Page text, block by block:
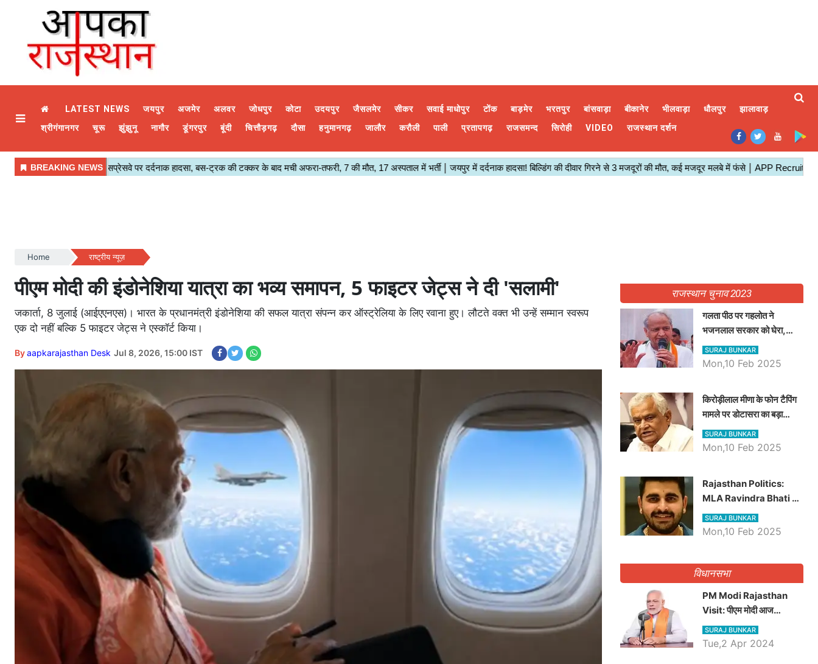
LATEST NEWS जयपुर अजमेर अलवर जोधपुर कोटा उदयपुर जैसलमेर सीकर सवाई माधोपुर टोंक बाड़मेर भरतपुर बांसवाड़ा बीकानेर भीलवाड़ा धौलपुर
झालावाड़
श्रीगंगानगर
चूरू झुंझुनू नागौर डूंगरपुर बूंदी चित्तौड़गढ़ दौसा हनुमानगढ़ जालौर करौली पाली प्रतापगढ़ राजसमन्द सिरोही VIDEO राजस्थान दर्शन
Home राष्ट्रीय न्यूज़
पीएम मोदी की इंडोनेशिया यात्रा का भव्य समापन, 5 फाइटर जेट्स ने दी 'सलामी'
जकार्ता, 8 जुलाई (आईएएनएस)। भारत के प्रधानमंत्री इंडोनेशिया की सफल यात्रा संपन्न कर ऑस्ट्रेलिया के लिए रवाना हुए। लौटते वक्त भी उन्हें सम्मान स्वरूप
एक दो नहीं बल्कि 5 फाइटर जेट्स ने एस्कॉर्ट किया।
Byaapkarajasthan Desk Jul 8, 2026, 15:00 IST
राजस्थान चुनाव 2023
गलता पीठ पर गहलोत ने
भजनलाल सरकार को घेरा,
Video में देखें अब तक बड़ी
खबरें
SURAJ BUNKAR
Mon,10 Feb 2025
किरोड़ीलाल मीणा के फोन टैपिंग
मामले पर डोटासरा का बड़ा
आरोप, वीडियो में देखें AZ बड़ी
खबरें
SURAJ BUNKAR
Mon,10 Feb 2025
Rajasthan Politics:
MLA Ravindra Bhati ने
प्रदेश की शिक्षा व्यवस्था पर
उठाए सवाल, Madan
SURAJ BUNKAR
Mon,10 Feb 2025
विधानसभा
PM Modi Rajasthan
Visit: पीएम मोदी आज
राजस्थान में कोटपूतली में करेंगे
विशाल रैली, एक सभा से 8 सीटों
SURAJ BUNKAR
Tue,2 Apr 2024